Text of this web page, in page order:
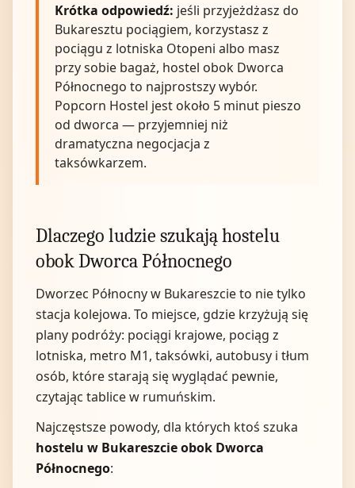
Krótka odpowiedź: jeśli przyjeżdżasz do
Bukaresztu pociągiem, korzystasz z
pociągu z lotniska Otopeni albo masz
przy sobie bagaż, hostel obok Dworca
Północnego to najprostszy wybór.
Popcorn Hostel jest około 5 minut pieszo
od dworca — przyjemniej niż
dramatyczna negocjacja z
taksówkarzem.
Dlaczego ludzie szukają hostelu
obok Dworca Północnego
Dworzec Północny w Bukareszcie to nie tylko
stacja kolejowa. To miejsce, gdzie krzyżują się
plany podróży: pociągi krajowe, pociąg z
lotniska, metro M1, taksówki, autobusy i tłum
osób, które starają się wyglądać pewnie,
czytając tablice w rumuńskim.
Najczęstsze powody, dla których ktoś szuka
hostelu w Bukareszcie obok Dworca
Północnego: